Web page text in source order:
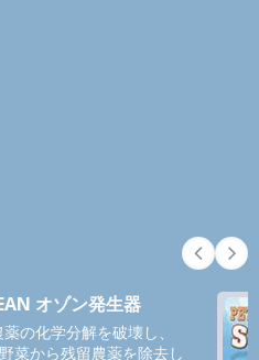
オゾン発生器
の化学分解を破壊し、
菜から残留農薬を除去し